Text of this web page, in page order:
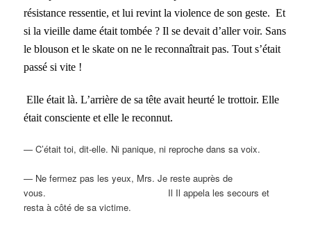
résistance ressentie, et lui revint la violence de son geste. Et
si la vieille dame était tombée ? Il se devait d’aller voir. Sans
le blouson et le skate on ne le reconnaîtrait pas. Tout s’était
passé si vite !
Elle était là. L’arrière de sa tête avait heurté le trottoir. Elle
était consciente et elle le reconnut.
— C’était toi, dit-elle. Ni panique, ni reproche dans sa voix.
— Ne fermez pas les yeux, Mrs. Je reste auprès de
vous. Il Il appela les secours et
resta à côté de sa victime.